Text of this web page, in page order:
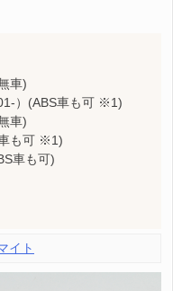
車)
）(ABS車も可 ※1)
車)
も可 ※1)
車も可)
イト